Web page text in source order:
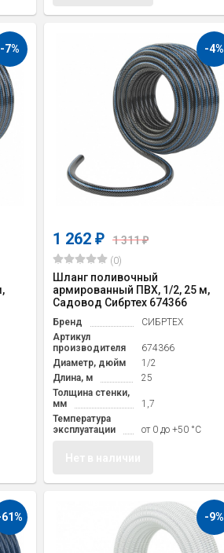
-7% -4%
1 262 ₽ 1 311₽
(0)
Шланг поливочный
армированный ПВХ, 1/2, 25 м,
Садовод Сибртех 674366
Бренд
СИБРТЕХ
Артикул
производителя
674366
Диаметр, дюйм
1/2
Длина, м
25
Толщина стенки,
мм
1,7
Температура
эксплуатации
от 0 до +50 °С
-9%